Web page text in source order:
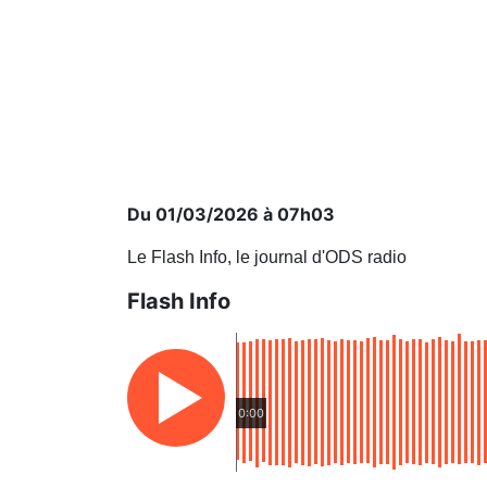
Du 01/03/2026 à 07h03
Le Flash Info, le journal d'ODS radio
Flash Info
0:00